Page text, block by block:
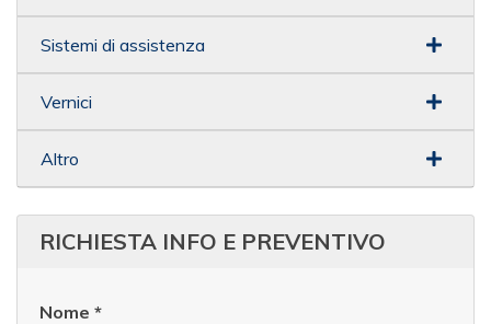
Sistemi di assistenza
Vernici
Altro
RICHIESTA INFO E PREVENTIVO
Nome *